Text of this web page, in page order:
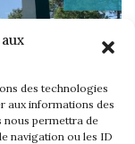
des technologies
aux informations des
nous permettra de
navigation ou les ID
!